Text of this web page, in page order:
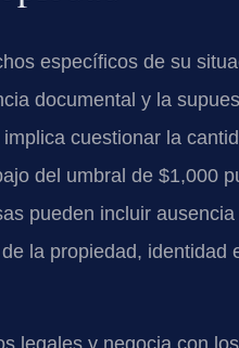
específicos de su
documental y la
cuestionar la
del umbral de $1,000
pueden incluir
la propiedad, identidad
legales y negocia con